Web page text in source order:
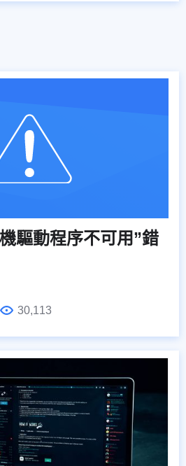
驅動程序不可用”錯
30,113